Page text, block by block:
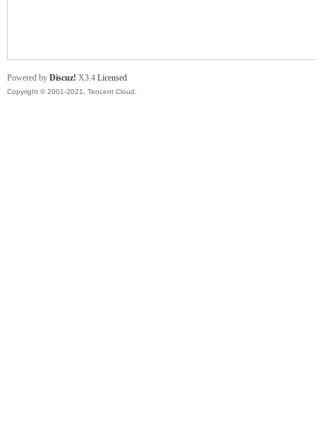
Powered by Discuz! X3.4 Licensed
Copyright © 2001-2021, Tencent Cloud.